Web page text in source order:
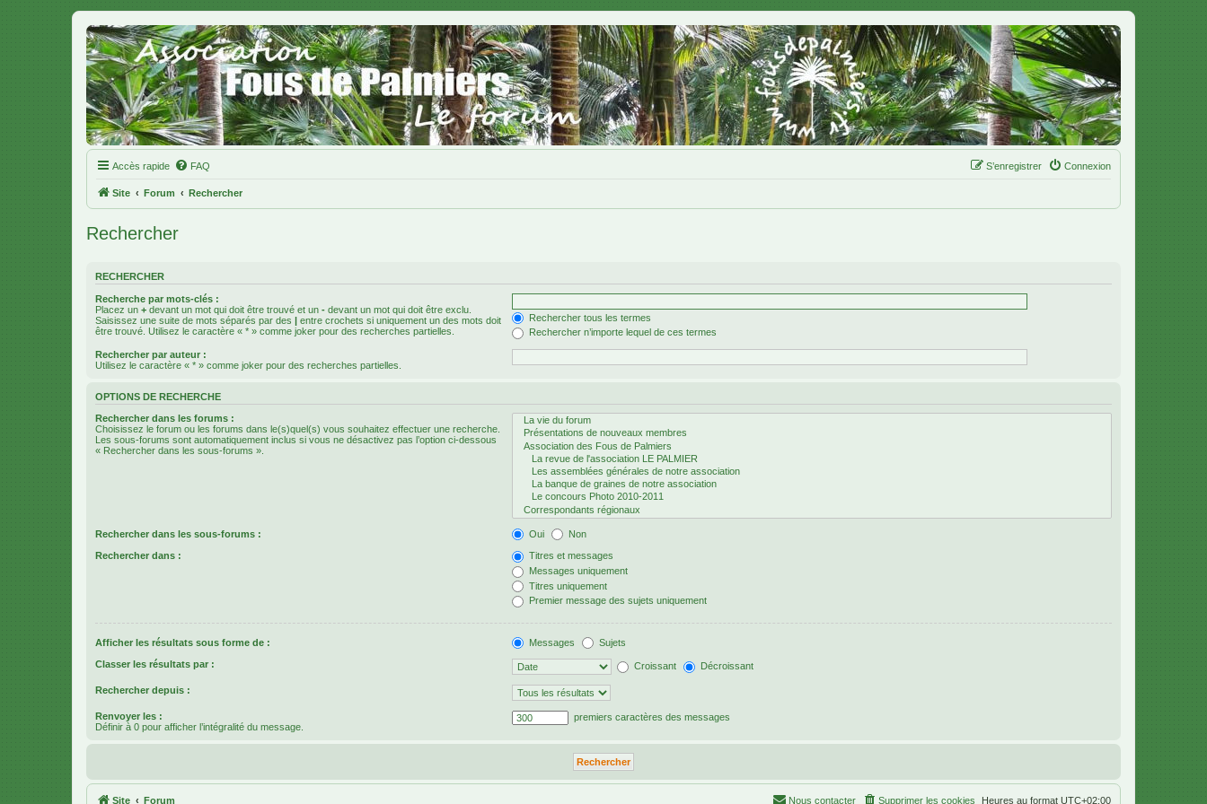
Accès rapide FAQ Connexion
S’enregistrer
Site Forum Rechercher
Rechercher
RECHERCHER
Recherche par mots-clés :
Placez un + devant un mot qui doit être trouvé et un - devant un mot qui doit être exclu.
Saisissez une suite de mots séparés par des | entre crochets si uniquement un des mots doit
être trouvé. Utilisez le caractère « * » comme joker pour des recherches partielles.
Rechercher tous les termes
Rechercher n’importe lequel de ces termes
Rechercher par auteur :
Utilisez le caractère « * » comme joker pour des recherches partielles.
OPTIONS DE RECHERCHE
Rechercher dans les forums :
Choisissez le forum ou les forums dans le(s)quel(s) vous souhaitez effectuer une recherche.
Les sous-forums sont automatiquement inclus si vous ne désactivez pas l’option ci-dessous
« Rechercher dans les sous-forums ».
Rechercher dans les sous-forums : Oui Non
Rechercher dans :
Titres et messages
Messages uniquement
Titres uniquement
Premier message des sujets uniquement
Afficher les résultats sous forme de : Messages Sujets
Classer les résultats par : Croissant Décroissant
Rechercher depuis :
Renvoyer les :
Définir à 0 pour afficher l’intégralité du message.
premiers caractères des messages
Site Forum Heures au format UTC+02:00
Supprimer les cookies
Nous contacter